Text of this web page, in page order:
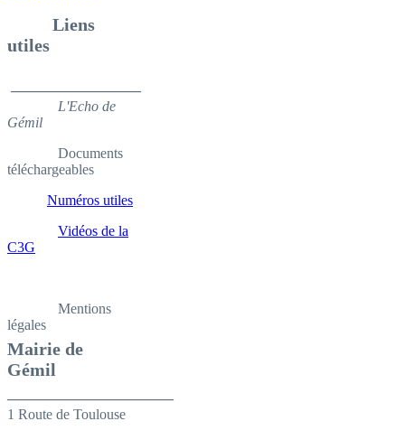
Liens
utiles
L'Echo de
Gémil
Documents
téléchargeables
Numéros utiles
Vidéos de la
C3G
Mentions
légales
Mairie de
Gémil
1 Route de Toulouse